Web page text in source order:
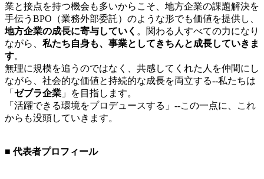
業と接点を持つ機会も多いからこそ、地方企業の課題解決を
手伝うBPO（業務外部委託）のような形でも価値を提供し、
地方企業の成長に寄与していく 。関わる人すべての力になり
ながら、 私たち自身も、事業としてきちんと成長していきま
す。
無理に規模を追うのではなく、共感してくれた人を仲間にし
ながら、社会的な価値と持続的な成長を両立する--私たちは
「 ゼブラ企業 」を目指します。
「活躍できる環境をプロデュースする」--この一点に、これ
からも没頭していきます。
■ 代表者プロフィール